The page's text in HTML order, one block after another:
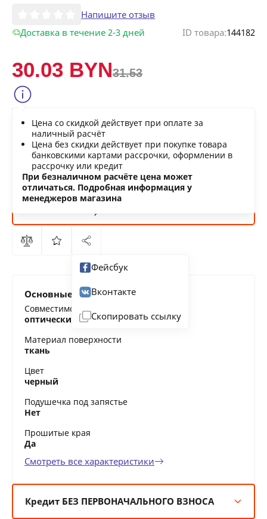
Напишите отзыв
Доставка в течение 2-3 дней
ID товара:144182
30.03 BYN31.53
Цена со скидкой действует при оплате за
наличный расчёт
Цена без скидки действует при покупке товара
банковскими картами рассрочки, оформлении в
рассрочку или кредит
При безналичном расчёте цена может
отличаться. Подробная информация у
менеджеров магазина
Нашли дешевле?
Фейсбук
Вконтакте
Скопировать ссылку
Основные характеристики
Совместимость
оптические мыши, лазерные мыши
Материал поверхности
ткань
Цвет
черный
Подушечка под запястье
Нет
Прошитые края
Да
Смотреть все характеристики
Кредит БЕЗ ПЕРВОНАЧАЛЬНОГО ВЗНОСА